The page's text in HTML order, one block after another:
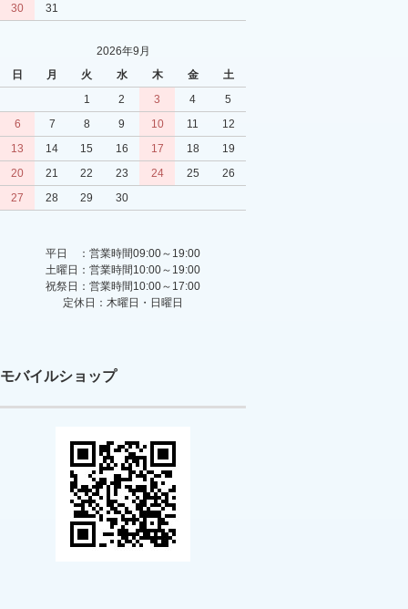
30
31
2026年9月
日
月 火 水 木 金
土
1
2 3 4
5
6
7 8 9 10 11
12
13
14 15 16 17 18
19
20
21 22 23 24 25
26
27
28 29 30
平日 ：営業時間09:00～19:00
土曜日：営業時間10:00～19:00
祝祭日：営業時間10:00～17:00
定休日：木曜日・日曜日
モバイルショップ